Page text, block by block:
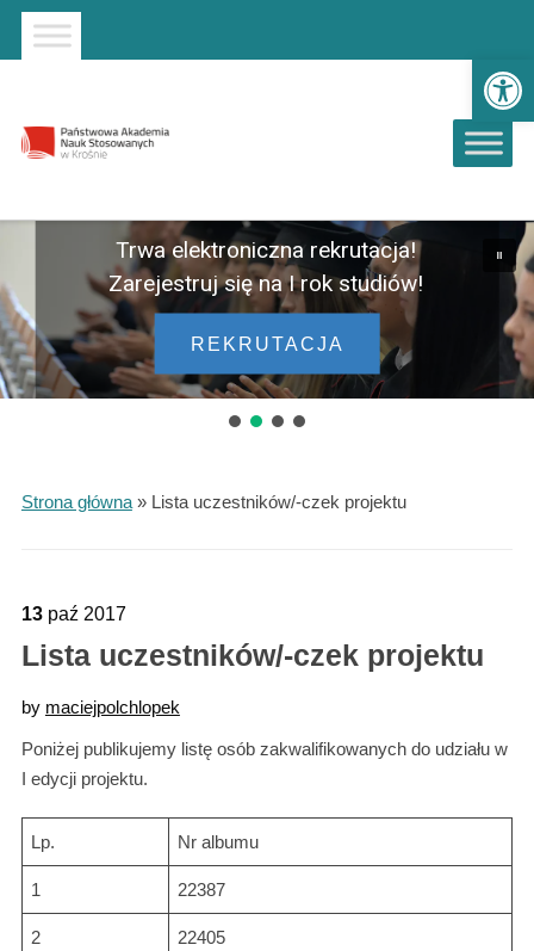
Strona główna
Przejdź do wyszukiwarki
Przejdź do menu głównego
REKRUTACJA
Trwa elektroniczna rekrutacja!
Zarejestruj się na I rok studiów!
Strona główna» Lista uczestników/-czek projektu
13 paź 2017
Lista uczestników/-czek projektu
by maciejpolchlopek
Poniżej publikujemy listę osób zakwalifikowanych do udziału w
I edycji projektu.
Lp. Nr albumu
1 22387
2 22405